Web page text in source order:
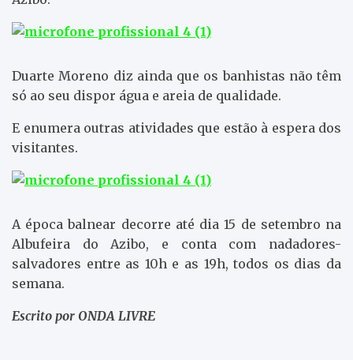
Duarte Moreno diz ainda que os banhistas não têm
só ao seu dispor água e areia de qualidade.
E enumera outras atividades que estão à espera dos
visitantes.
A época balnear decorre até dia 15 de setembro na
Albufeira do Azibo, e conta com nadadores-
salvadores entre as 10h e as 19h, todos os dias da
semana.
Escrito por ONDA LIVRE